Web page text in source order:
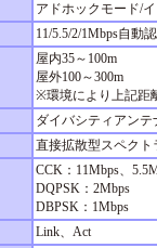
アドホックモード/
11/5.5/2/1Mbps自動
屋内35～100m
屋外100～300m
※環境により上記距
ダイバシティアンテ
直接拡散型スペクト
CCK：11Mbps、
DQPSK：2Mbps
DBPSK：1Mbps
Link、Act